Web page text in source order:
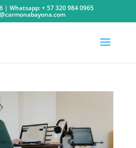
| Whatsapp: + 57 320 984 0965